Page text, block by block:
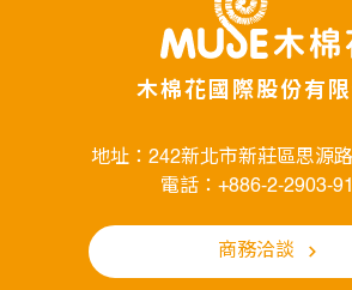
木棉花國際股份有限
地址：242新北市新莊區思源
電話：+886-2-2903-
商務洽談